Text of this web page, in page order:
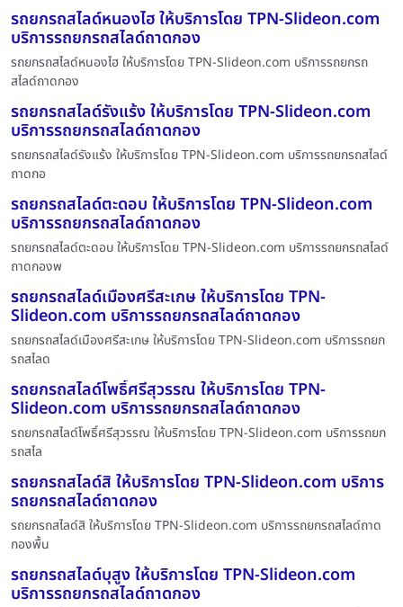
รถยกรถสไลด์หนองไฮ ให้บริการโดย TPN-Slideon.com
บริการรถยกรถสไลด์ถาดกอง
รถยกรถสไลด์หนองไฮ ให้บริการโดย TPN-Slideon.com บริการรถยกรถ
สไลด์ถาดกอง
รถยกรถสไลด์รังแร้ง ให้บริการโดย TPN-Slideon.com
บริการรถยกรถสไลด์ถาดกอง
รถยกรถสไลด์รังแร้ง ให้บริการโดย TPN-Slideon.com บริการรถยกรถสไลด์
ถาดกอ
รถยกรถสไลด์ตะดอบ ให้บริการโดย TPN-Slideon.com
บริการรถยกรถสไลด์ถาดกอง
รถยกรถสไลด์ตะดอบ ให้บริการโดย TPN-Slideon.com บริการรถยกรถสไลด์
ถาดกองพ
รถยกรถสไลด์เมืองศรีสะเกษ ให้บริการโดย TPN-
Slideon.com บริการรถยกรถสไลด์ถาดกอง
รถยกรถสไลด์เมืองศรีสะเกษ ให้บริการโดย TPN-Slideon.com บริการรถยก
รถสไลด
รถยกรถสไลด์โพธิ์ศรีสุวรรณ ให้บริการโดย TPN-
Slideon.com บริการรถยกรถสไลด์ถาดกอง
รถยกรถสไลด์โพธิ์ศรีสุวรรณ ให้บริการโดย TPN-Slideon.com บริการรถยก
รถสไล
รถยกรถสไลด์สิ ให้บริการโดย TPN-Slideon.com บริการ
รถยกรถสไลด์ถาดกอง
รถยกรถสไลด์สิ ให้บริการโดย TPN-Slideon.com บริการรถยกรถสไลด์ถาด
กองพื้น
รถยกรถสไลด์บุสูง ให้บริการโดย TPN-Slideon.com
บริการรถยกรถสไลด์ถาดกอง